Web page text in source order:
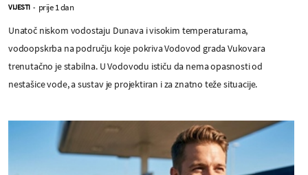
VIJESTI - prije 1 dan
Unatoč niskom vodostaju Dunava i visokim temperaturama,
vodoopskrba na području koje pokriva Vodovod grada Vukovara
trenutačno je stabilna. U Vodovodu ističu da nema opasnosti od
nestašice vode, a sustav je projektiran i za znatno teže situacije.